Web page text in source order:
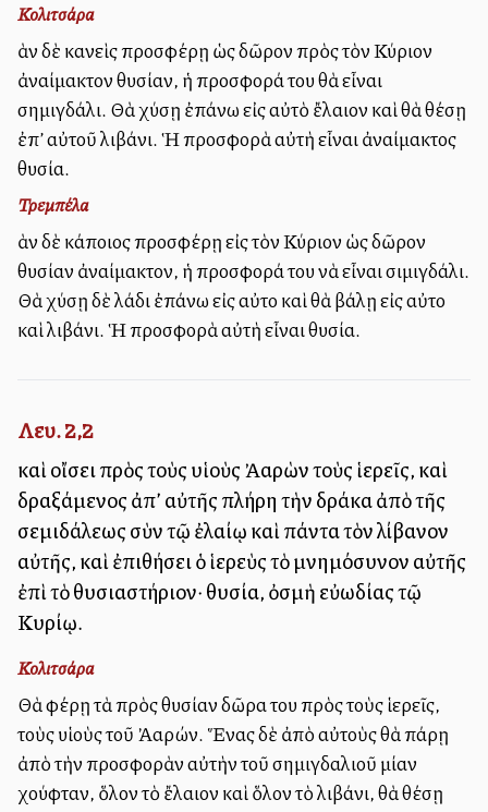
Κολιτσάρα
Ἐὰν δὲ κανεὶς προσφέρῃ ὡς δῶρον πρὸς τὸν Κύριον
ἀναίμακτον θυσίαν, ἡ προσφορά του θὰ εἶναι
σημιγδάλι. Θὰ χύσῃ ἐπάνω εἰς αὐτὸ ἔλαιον καὶ θὰ θέσῃ
ἐπ’ αὐτοῦ λιβάνι. Ἡ προσφορὰ αὐτὴ εἶναι ἀναίμακτος
θυσία.
Τρεμπέλα
Ἐὰν δὲ κάποιος προσφέρῃ εἰς τὸν Κύριον ὡς δῶρον
θυσίαν ἀναίμακτον, ἡ προσφορά του νὰ εἶναι σιμιγδάλι.
Θὰ χύσῃ δὲ λάδι ἐπάνω εἰς αὐτο καὶ θὰ βάλῃ εἰς αὐτο
καὶ λιβάνι. Ἡ προσφορὰ αὐτὴ εἶναι θυσία.
Λευ. 2,2
καὶ οἴσει πρὸς τοὺς υἱοὺς Ἀαρὼν τοὺς ἱερεῖς, καὶ
δραξάμενος ἀπ’ αὐτῆς πλήρη τὴν δράκα ἀπὸ τῆς
σεμιδάλεως σὺν τῷ ἐλαίῳ καὶ πάντα τὸν λίβανον
αὐτῆς, καὶ ἐπιθήσει ὁ ἱερεὺς τὸ μνημόσυνον αὐτῆς
ἐπὶ τὸ θυσιαστήριον· θυσία, ὀσμὴ εὐωδίας τῷ
Κυρίῳ.
Κολιτσάρα
Θὰ φέρῃ τὰ πρὸς θυσίαν δῶρα του πρὸς τοὺς ἱερεῖς,
τοὺς υἱοὺς τοῦ Ἀαρών. Ἕνας δὲ ἀπὸ αὐτοὺς θὰ πάρῃ
ἀπὸ τὴν προσφορὰν αὐτὴν τοῦ σημιγδαλιοῦ μίαν
χούφταν, ὅλον τὸ ἔλαιον καὶ ὅλον τὸ λιβάνι, θὰ θέσῃ